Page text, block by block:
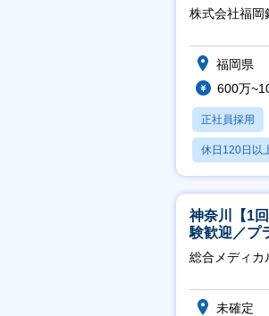
株式会社福岡
福岡県
600万
正社員採用
休日120日以
産休・育休あ
神奈川【1
験歓迎／プ
得／月平均
総合メディカ
未確定